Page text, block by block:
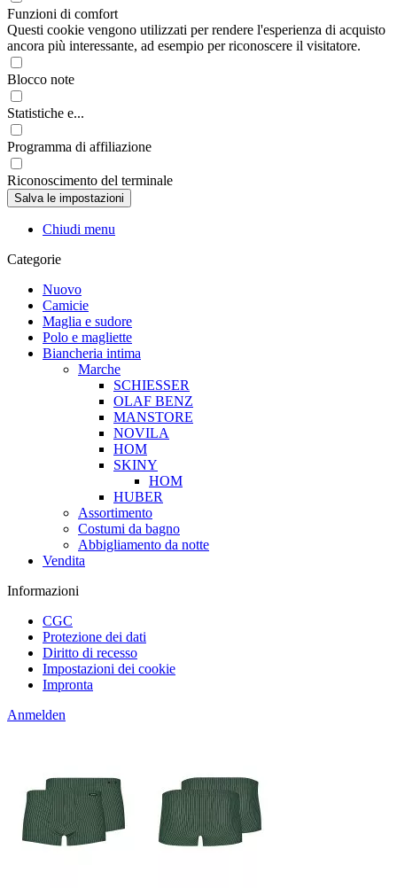
Funzioni di comfort
Questi cookie vengono utilizzati per rendere l'esperienza di acquisto
ancora più interessante, ad esempio per riconoscere il visitatore.
Blocco note
Statistiche e...
Programma di affiliazione
Riconoscimento del terminale
Chiudi menu
Categorie
Nuovo
Camicie
Maglia e sudore
Polo e magliette
Biancheria intima
Marche
SCHIESSER
OLAF BENZ
MANSTORE
NOVILA
HOM
SKINY
HOM
HUBER
Assortimento
Costumi da bagno
Abbigliamento da notte
Vendita
Informazioni
CGC
Protezione dei dati
Diritto di recesso
Impostazioni dei cookie
Impronta
Anmelden